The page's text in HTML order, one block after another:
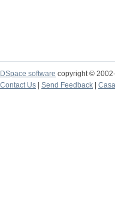
DSpace software copyright ©
Contact Us
Send Feedback